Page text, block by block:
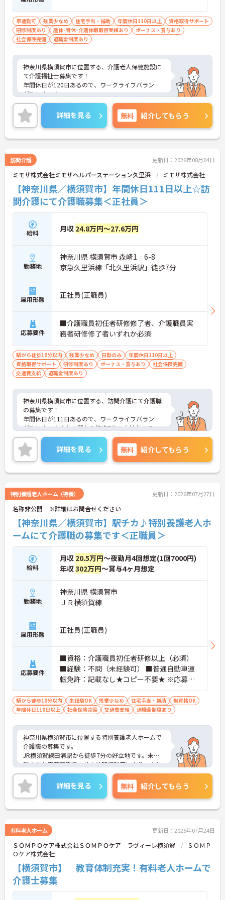
車通勤可 残業少なめ 住宅手当・補助 年間休日110日以上
資格取得サポート
研修制度あり
産休･育休･介護休暇取得実績あり
ボーナス・賞与あり
社会保険完備
退職金制度あり
神奈川県横須賀市に位置する、介護老人保健施設に
て介護福祉士募集です！
年間休日が120日あるので、ワークライフバランス
が叶います☆
また、住宅手当がある為、生活面の負担を軽減し、
安心して長く勤務していただけます♪
さらに、マイカー通勤可能なので通勤らくらくです
◎
ご興味のある方には、面接対策ポイントなど、さら
さい！
詳細を見る 無料 紹介してもらう
訪問介護 更新日：2026年08月04日
ミモザ株式会社ミモザヘルパーステーション久里浜 ミモザ株式会社
【神奈川県／横須賀市】年間休日111日以上☆訪
問介護にて介護職募集＜正社員＞
給料 月収 24.8万円～27.6万円
勤務地
神奈川県 横須賀市 森崎1‐6-8
京急久里浜線「北久里浜駅」徒歩7分
雇用形態 正社員(正職員)
応募要件
■介護職員初任者研修修了者、介護職員実
務者研修修了者いずれか必須
駅から徒歩10分以内 残業少なめ 日勤のみ
年間休日110日以上
資格取得サポート
研修制度あり ボーナス・賞与あり
社会保険完備
交通費支給
退職金制度あり
神奈川県横須賀市に位置する、訪問介護にて介護職
の募集です！
年間休日が111日あるので、ワークライフバランス
が叶います☆また、駅から徒歩7分の立地なので、
通勤らくらくです♪
ご興味のある方には、面接対策ポイントなど、さら
に詳細をお話しいたしますのでお気軽にご相談くだ
さい！
詳細を見る 無料 紹介してもらう
特別養護老人ホーム（特養） 更新日：2026年07月27日
名称非公開 ※詳細はお問合せください
【神奈川県／横須賀市】駅チカ♪特別養護老人ホ
ームにて介護職の募集です＜正職員＞
給料
月収 20.5万円～夜勤月4回想定(1回7000円)
年収302万円～賞与4ヶ月想定
勤務地
神奈川県 横須賀市
ＪＲ横須賀線
雇用形態 正社員(正職員)
応募要件
■資格：介護職員初任者研修以上（必須）
■経験：不問（未経験可） ■普通自動車運
転免許：記載なし★コピー不要★ ※応募資
格：介護職員初任者研修以上 必須 ※歓迎：
施設経験者優遇、実務者研修、介護福祉士
駅から徒歩10分以内 未経験OK 残業少なめ 住宅手当・補助
無資格OK
年間休日110日以上
社会保険完備 交通費支給 退職金制度あり
神奈川県横須賀市に位置する特別養護老人ホームで
介護職の募集です。
JR横須賀線田浦駅から徒歩7分の好立地です。未経
験の方も応募可能で、社内外研修制度によりスキル
アップを目指せます。賞与は過去実績4ヶ月分、住宅
手当や処遇改善手当など各種手当も充実しており、
安定した環境で長く働きたい方におすすめです。
研修制度が充実している職場です
・未経験応募可
・社内研修制度あり
・社外研修制度あり
→ 基礎から知識や技術を身につけながら成長を目指
せます♪
詳細を見る 無料 紹介してもらう
有料老人ホーム 更新日：2026年07月24日
ＳＯＭＰＯケア株式会社ＳＯＭＰＯケア ラヴィーレ横須賀
ＳＯＭＰ
Ｏケア株式会社
【横須賀市】 教育体制充実！有料老人ホームで
介護士募集